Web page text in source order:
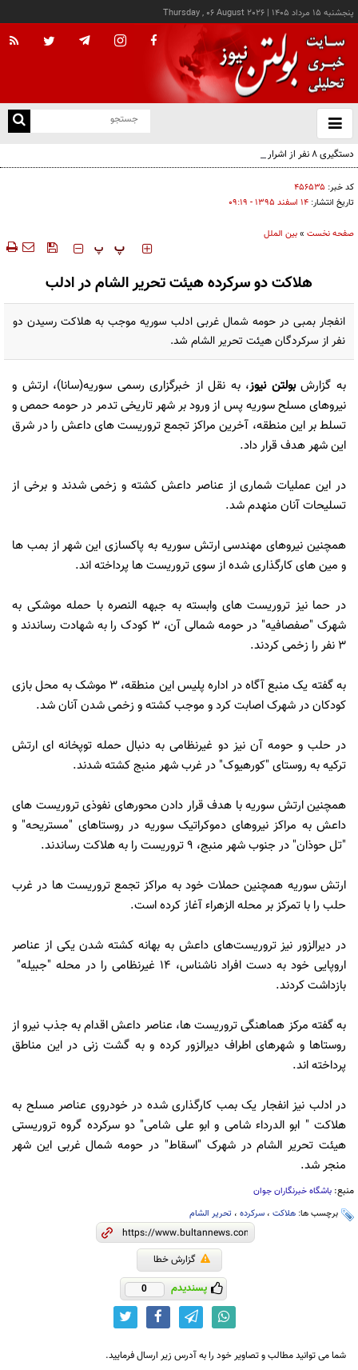
پنجشنبه ۱۵ مرداد ۱۴۰۵ |
Thursday , 06 August 2026
باز
و
دستگیری ۸ نفر از اشرار مسلح شاخص و مرتبطین گروهک‌های تروریستی
کد خبر: ۴۵۶۵۳۵
تاریخ انتشار: ۱۴ اسفند ۱۳۹۵ - ۰۹:۱۹
صفحه نخست »بین الملل
‍‍‍ پ پ
هلاکت دو سرکرده هیئت تحریر الشام در ادلب
انفجار بمبی در حومه شمال غربی ادلب سوریه موجب به هلاکت رسیدن دو
نفر از سرکردگان هیئت تحریر الشام شد.
به گزارشبولتن نیوز، به نقل از خبرگزاری رسمی سوریه(سانا)، ارتش و
نیروهای مسلح سوریه پس از ورود بر شهر تاریخی تدمر در حومه حمص و
تسلط بر این منطقه، آخرین مراکز تجمع تروریست های داعش را در شرق
این شهر هدف قرار داد.
در این عملیات شماری از عناصر داعش کشته و زخمی شدند و برخی از
تسلیحات آنان منهدم شد.
همچنین نیروهای مهندسی ارتش سوریه به پاکسازی این شهر از بمب ها
و مین های کارگذاری شده از سوی تروریست ها پرداخته اند.
در حما نیز تروریست های وابسته به جبهه النصره با حمله موشکی به
شهرک "صفصافیه" در حومه شمالی آن، 3 کودک را به شهادت رساندند و
3 نفر را زخمی کردند.
به گفته یک منبع آگاه در اداره پلیس این منطقه، 3 موشک به محل بازی
کودکان در شهرک اصابت کرد و موجب کشته و زخمی شدن آنان شد.
در حلب و حومه آن نیز دو غیرنظامی به دنبال حمله توپخانه ای ارتش
ترکیه به روستای "کورهیوک" در غرب شهر منبج کشته شدند.
همچنین ارتش سوریه با هدف قرار دادن محورهای نفوذی تروریست های
داعش به مراکز نیروهای دموکراتیک سوریه در روستاهای "مستریحه" و
"تل حوذان" در جنوب شهر منبج، 9 تروریست را به هلاکت رساندند.
ارتش سوریه همچنین حملات خود به مراکز تجمع تروریست ها در غرب
حلب را با تمرکز بر محله الزهراء آغاز کرده است.
در دیرالزور نیز تروریست‌های داعش به بهانه کشته شدن یکی از عناصر
اروپایی خود به دست افراد ناشناس، 14 غیرنظامی را در محله "جبیله"
بازداشت کردند.
به گفته مرکز هماهنگی تروریست ها، عناصر داعش اقدام به جذب نیرو از
روستاها و شهرهای اطراف دیرالزور کرده و به گشت زنی در این مناطق
پرداخته اند.
در ادلب نیز انفجار یک بمب کارگذاری شده در خودروی عناصر مسلح به
هلاکت " ابو الدرداء شامی و ابو علی شامی" دو سرکرده گروه تروریستی
هیئت تحریر الشام در شهرک "اسقاط" در حومه شمال غربی این شهر
منجر شد.
منبع: باشگاه خبرنگاران جوان
برچسب ها: هلاکت ، سرکرده ، تحریر الشام
گزارش خطا
پسندیدم 0
شما می توانید مطالب و تصاویر خود را به آدرس زیر ارسال فرمایید.